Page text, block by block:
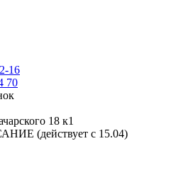
16
70
18 к1
(действует с 15.04)